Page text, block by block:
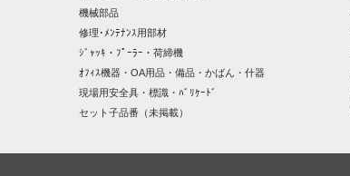
機械部品
修理･ﾒﾝﾃﾅﾝｽ用部材
ｼﾞｬｯｷ・ﾌﾟｰﾗｰ・荷締機
ｵﾌｨｽ機器・OA用品・備品・かばん・什器
現場用安全具・標識・ﾊﾞﾘｹｰﾄﾞ
セット子品番（未掲載）